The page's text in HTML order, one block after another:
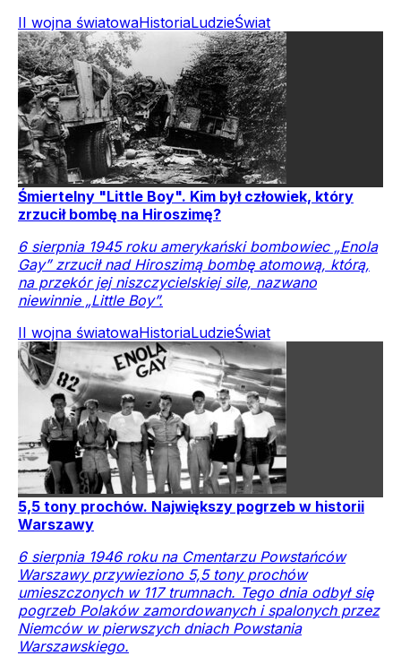
II wojna światowaHistoriaLudzieŚwiat
Śmiertelny "Little Boy". Kim był człowiek, który
zrzucił bombę na Hiroszimę?
6 sierpnia 1945 roku amerykański bombowiec „Enola
Gay” zrzucił nad Hiroszimą bombę atomową, którą,
na przekór jej niszczycielskiej sile, nazwano
niewinnie „Little Boy”.
II wojna światowaHistoriaLudzieŚwiat
5,5 tony prochów. Największy pogrzeb w historii
Warszawy
6 sierpnia 1946 roku na Cmentarzu Powstańców
Warszawy przywieziono 5,5 tony prochów
umieszczonych w 117 trumnach. Tego dnia odbył się
pogrzeb Polaków zamordowanych i spalonych przez
Niemców w pierwszych dniach Powstania
Warszawskiego.